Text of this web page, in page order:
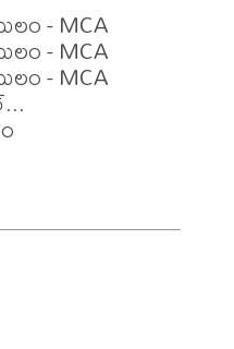
- MCA
- MCA
- MCA